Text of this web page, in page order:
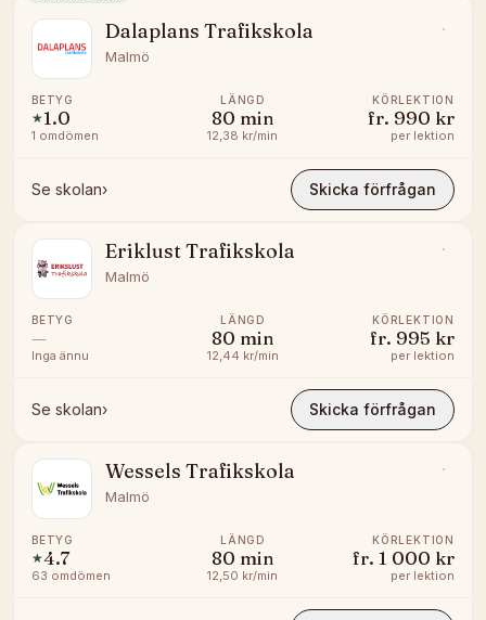
Dalaplans Trafikskola
Malmö
BETYG
★1.0
1 omdömen
LÄNGD
80 min
12,38 kr/min
KÖRLEKTION
fr. 990 kr
per lektion
Se skolan› Skicka förfrågan
Eriklust Trafikskola
Malmö
BETYG
—
Inga ännu
LÄNGD
80 min
12,44 kr/min
KÖRLEKTION
fr. 995 kr
per lektion
Se skolan› Skicka förfrågan
Wessels Trafikskola
Malmö
BETYG
★4.7
63 omdömen
LÄNGD
80 min
12,50 kr/min
KÖRLEKTION
fr. 1 000 kr
per lektion